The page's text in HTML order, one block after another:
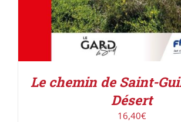
Le chemin de Saint-
Désert
16,40€